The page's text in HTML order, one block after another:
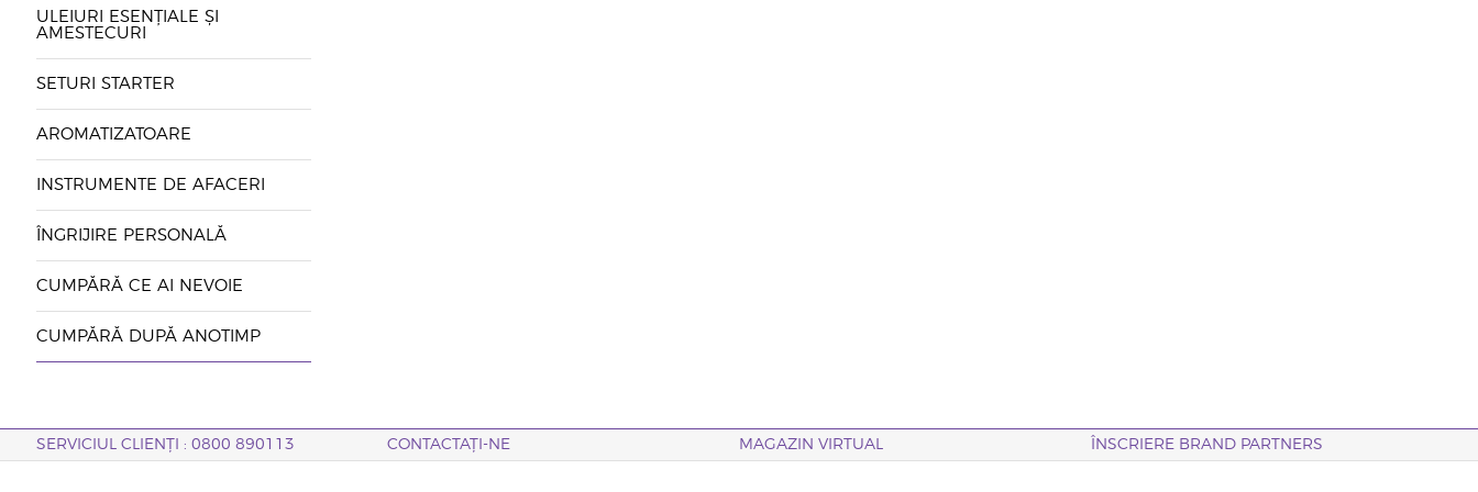
ULEIURI ESENȚIALE ȘI
AMESTECURI
SETURI STARTER
AROMATIZATOARE
INSTRUMENTE DE AFACERI
ÎNGRIJIRE PERSONALĂ
CUMPĂRĂ CE AI NEVOIE
CUMPĂRĂ DUPĂ ANOTIMP
SERVICIUL CLIENȚI : 0800 890113 CONTACTAȚI-NE MAGAZIN VIRTUAL ÎNSCRIERE BRAND PARTNERS